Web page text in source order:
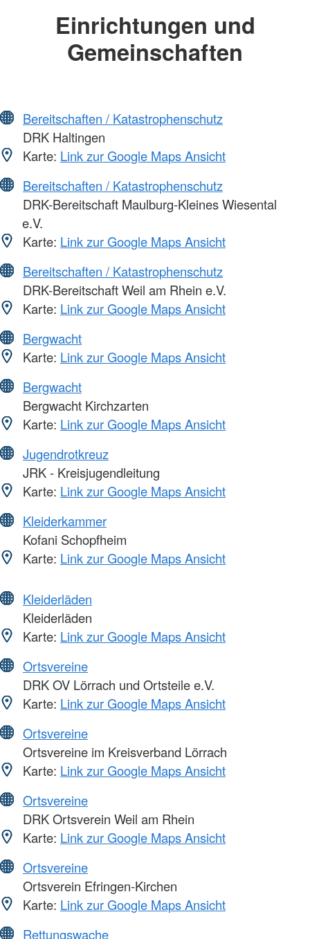
Einrichtungen und
Gemeinschaften
Bereitschaften / Katastrophenschutz
DRK Haltingen
Karte: Link zur Google Maps Ansicht
Bereitschaften / Katastrophenschutz
DRK-Bereitschaft Maulburg-Kleines Wiesental
e.V.
Karte: Link zur Google Maps Ansicht
Bereitschaften / Katastrophenschutz
DRK-Bereitschaft Weil am Rhein e.V.
Karte: Link zur Google Maps Ansicht
Bergwacht
Karte: Link zur Google Maps Ansicht
Bergwacht
Bergwacht Kirchzarten
Karte: Link zur Google Maps Ansicht
Jugendrotkreuz
JRK - Kreisjugendleitung
Karte: Link zur Google Maps Ansicht
Kleiderkammer
Kofani Schopfheim
Karte: Link zur Google Maps Ansicht
Kleiderläden
Kleiderläden
Karte: Link zur Google Maps Ansicht
Ortsvereine
DRK OV Lörrach und Ortsteile e.V.
Karte: Link zur Google Maps Ansicht
Ortsvereine
Ortsvereine im Kreisverband Lörrach
Karte: Link zur Google Maps Ansicht
Ortsvereine
DRK Ortsverein Weil am Rhein
Karte: Link zur Google Maps Ansicht
Ortsvereine
Ortsverein Efringen-Kirchen
Karte: Link zur Google Maps Ansicht
Rettungswache